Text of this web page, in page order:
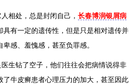
相处，总是封闭自己， 长春博润银屑病
有一定的遗传性，但是只是相对遗传并
感、羞愧感，甚至负罪感。
生钻了空子，他们往往会把病情说得非
牛皮癣患者心理压力的加大，甚至因此